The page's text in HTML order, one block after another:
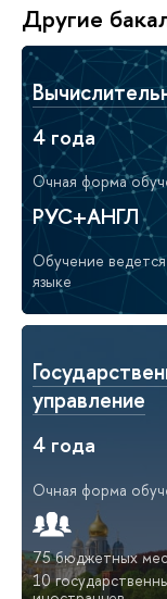
Другие
4 года
Очная форма
РУС+АНГЛ
Обучение
языке
управление
4 года
Очная форма
75 бюджетных
10